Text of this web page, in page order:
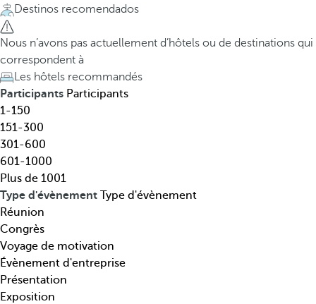
e
s
t
i
n
a
t
i
o
n
,
t
h
é
m
a
t
i
g
t
h
e
d
o
w
n
a
r
r
o
w
k
e
y
o
p
Destinos recomendados
Nous n’avons pas actuellement d’hôtels ou de destinations qui
correspondent à
Les hôtels recommandés
Participants Participants
1-150
151-300
301-600
601-1000
Plus de 1001
Type d'évènement Type d'évènement
Réunion
Congrès
Voyage de motivation
Évènement d'entreprise
Présentation
Exposition